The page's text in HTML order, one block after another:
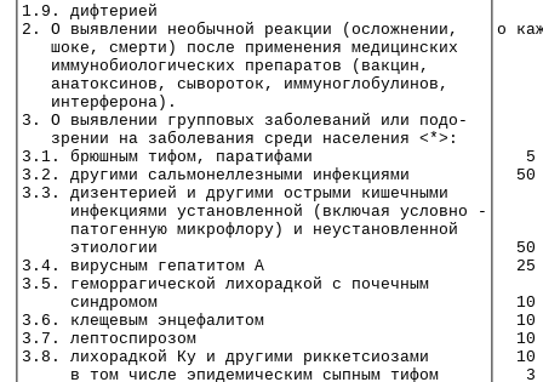
│1.9. дифтерией                                  │
│2. О выявлении необычной реакции (осложнении,   │о
│   шоке, смерти) после применения медицинских
│   иммунобиологических препаратов (вакцин,
│   анатоксинов, сывороток, иммуноглобулинов,
│   интерферона).                                │
│3. О выявлении групповых заболеваний или подо-
│   зрении на заболевания среди населения <*>:
│3.1. брюшным тифом, паратифами                  │   5
│3.2. другими сальмонеллезными инфекциями        │
│3.3. дизентерией и другими острыми кишечными
│     инфекциями установленной (включая условно
│     патогенную микрофлору) и неустановленной
│     этиологии                                  │  50 и
│3.4. вирусным гепатитом А                       │  25
│3.5. геморрагической лихорадкой с почечным
│     синдромом                                  │  10 и
│3.6. клещевым энцефалитом                       │  10
│3.7. лептоспирозом                              │  10
│3.8. лихорадкой Ку и другими риккетсиозами      │
│     в том числе эпидемическим сыпным тифом     │